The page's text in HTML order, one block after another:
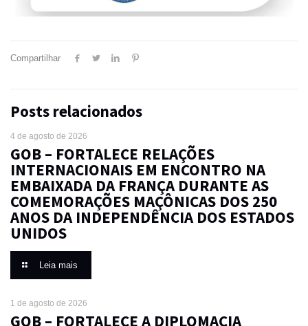
Compartilhar
Posts relacionados
4 de agosto de 2026
GOB – FORTALECE RELAÇÕES
INTERNACIONAIS EM ENCONTRO NA
EMBAIXADA DA FRANÇA DURANTE AS
COMEMORAÇÕES MAÇÔNICAS DOS 250
ANOS DA INDEPENDÊNCIA DOS ESTADOS
UNIDOS
Leia mais
1 de agosto de 2026
GOB – FORTALECE A DIPLOMACIA